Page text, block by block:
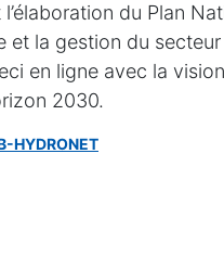
du Plan
et la gestion du secteur
en ligne avec la
2030.
HYDRONET